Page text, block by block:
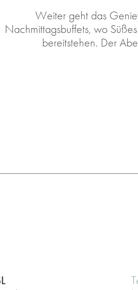
Weiter geht das
Nachmittagsbuffets, wo
bereitstehen. Der